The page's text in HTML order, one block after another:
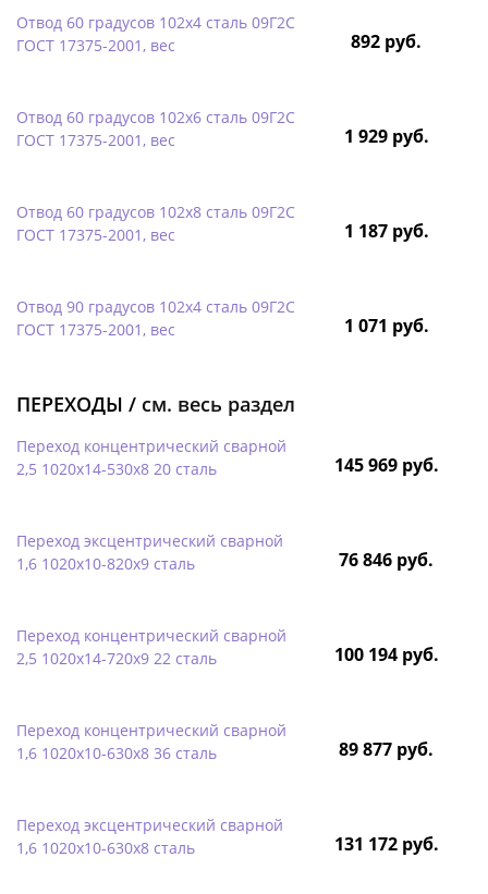
Отвод 60 градусов 102х4 сталь 09Г2С
ГОСТ 17375-2001, вес
892 руб.
Отвод 60 градусов 102х6 сталь 09Г2С
ГОСТ 17375-2001, вес
1 929 руб.
Отвод 60 градусов 102х8 сталь 09Г2С
ГОСТ 17375-2001, вес
1 187 руб.
Отвод 90 градусов 102х4 сталь 09Г2С
ГОСТ 17375-2001, вес
1 071 руб.
ПЕРЕХОДЫ / см. весь раздел
Переход концентрический сварной
2,5 1020х14-530х8 20 сталь
145 969 руб.
Переход эксцентрический сварной
1,6 1020х10-820х9 сталь
76 846 руб.
Переход концентрический сварной
2,5 1020х14-720х9 22 сталь
100 194 руб.
Переход концентрический сварной
1,6 1020х10-630х8 36 сталь
89 877 руб.
Переход эксцентрический сварной
1,6 1020х10-630х8 сталь
131 172 руб.